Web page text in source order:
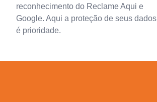
reconhecimento do Reclame Aqui e
Google. Aqui a proteção de seus dados
é prioridade.